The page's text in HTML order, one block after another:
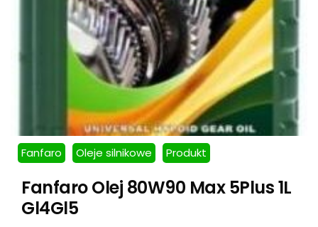
Fanfaro Oleje silnikowe Produkt
Fanfaro Olej 80W90 Max 5Plus 1L
Gl4Gl5